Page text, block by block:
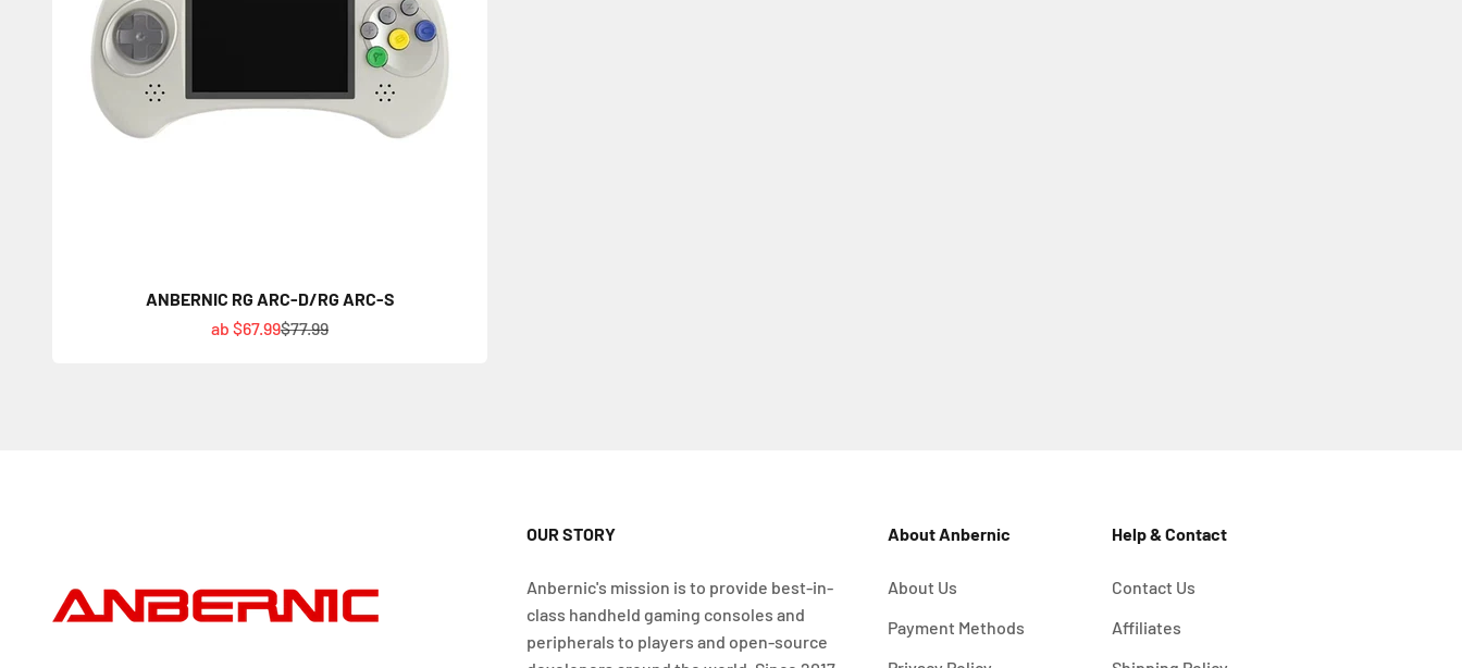
ANBERNIC RG ARC-D/RG ARC-S
Angebot
ab $67.99Regulärer Preis
$77.99
OUR STORY
Anbernic's mission is to provide best-in-
class handheld gaming consoles and
peripherals to players and open-source
About Anbernic
About Us
Payment Methods
Help & Contact
Contact Us
Affiliates